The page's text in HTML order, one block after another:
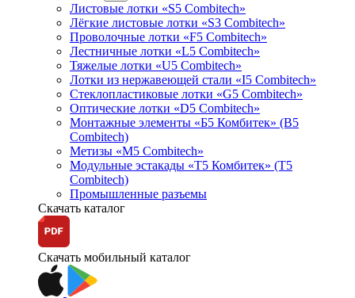
Листовые лотки «S5 Combitech»
Лёгкие листовые лотки «S3 Combitech»
Проволочные лотки «F5 Combitech»
Лестничные лотки «L5 Combitech»
Тяжелые лотки «U5 Combitech»
Лотки из нержавеющей стали «I5 Combitech»
Стеклопластиковые лотки «G5 Combitech»
Оптические лотки «D5 Combitech»
Монтажные элементы «Б5 Комбитек» (B5
Combitech)
Метизы «M5 Combitech»
Модульные эстакады «Т5 Комбитек» (T5
Combitech)
Промышленные разъемы
Скачать каталог
Скачать мобильный каталог